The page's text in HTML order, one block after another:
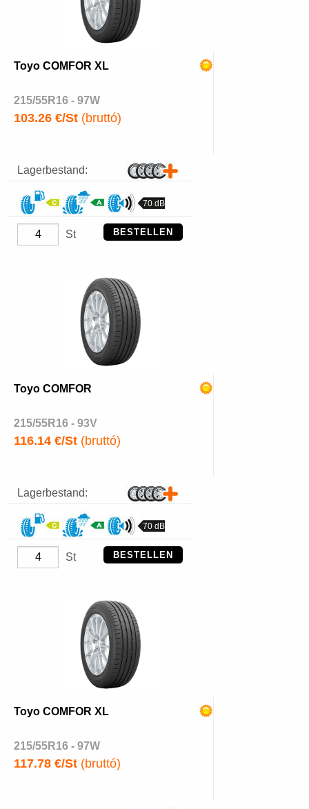
Toyo COMFOR XL
215/55R16 - 97W
103.26 €/St (bruttó)
Lagerbestand:
70 dB
St BESTELLEN
Toyo COMFOR
215/55R16 - 93V
116.14 €/St (bruttó)
Lagerbestand:
70 dB
St BESTELLEN
Toyo COMFOR XL
215/55R16 - 97W
117.78 €/St (bruttó)